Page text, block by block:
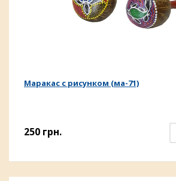
Маракас с рисунком (ма-71)
250 грн.